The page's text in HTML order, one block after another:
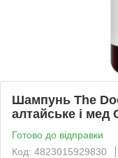
Шампунь The
алтайське і
Готово до відправки
Код: 4823015929830